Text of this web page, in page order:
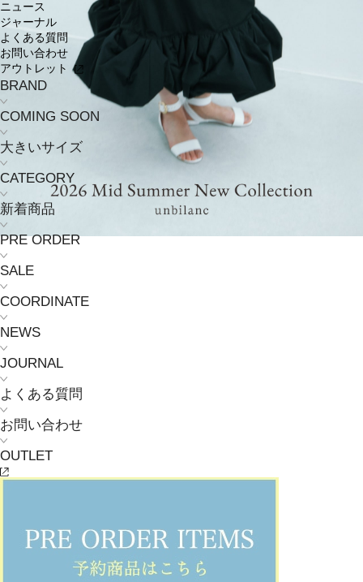
ニュース
ジャーナル
よくある質問
お問い合わせ
アウトレット
BRAND
COMING SOON
大きいサイズ
CATEGORY
新着商品
PRE ORDER
SALE
COORDINATE
NEWS
JOURNAL
よくある質問
お問い合わせ
OUTLET